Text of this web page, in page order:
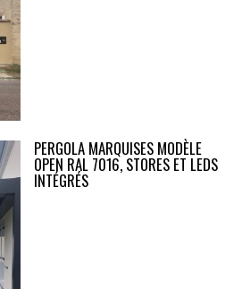
PERGOLA MARQUISES MODÈLE
OPEN RAL 7016, STORES ET LEDS
INTÉGRÉS